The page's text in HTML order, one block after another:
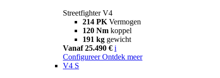
Streetfighter V4
214 PK Vermogen
120 Nm koppel
191 kg gewicht
Vanaf 25.490 € i
Configureer Ontdek meer
V4 S